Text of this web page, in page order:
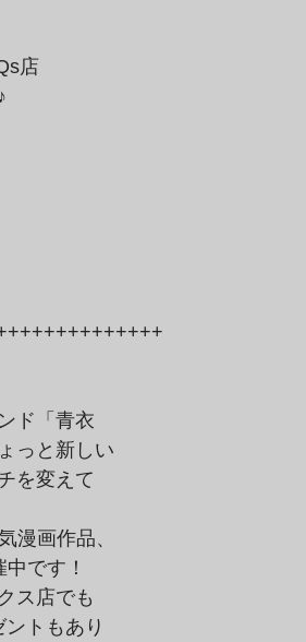
店
ド「青衣
っと新しい
を変えて
漫画作品、
です！
ス店でも
トもあり